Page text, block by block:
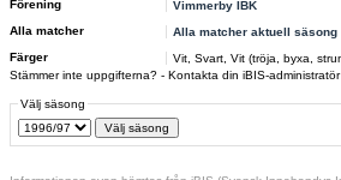
Förening
Vimmerby IBK
Alla matcher
Alla matcher aktuell säsong
Färger
Vit, Svart, Vit (tröja, byxa,
Stämmer inte uppgifterna? - Kontakta din iBIS-
Välj säsong